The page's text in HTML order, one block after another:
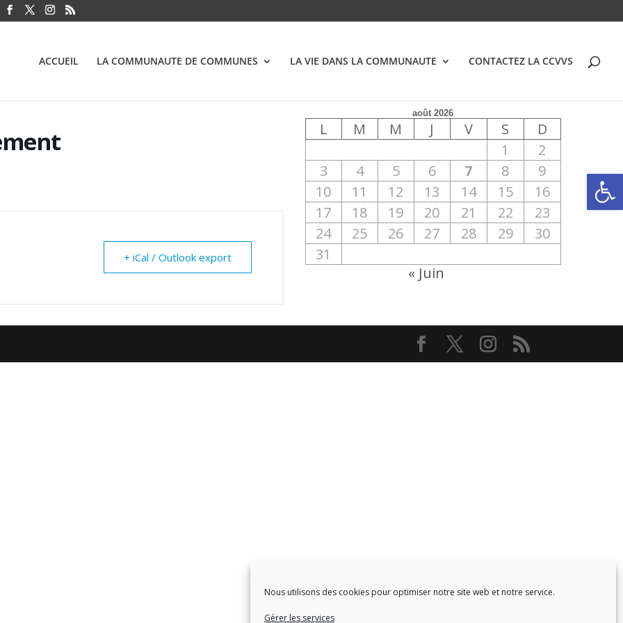
Nous utilisons des cookies pour optimiser notre site web et notre service.
Gérer les services
Ouvrir
ACCUEIL LA COMMUNAUTE DE COMMUNES LA VIE DANS LA COMMUNAUTE CONTACTEZ LA CCVVS
+ iCal / Outlook export
août 2026
L M M J V S
D
1
2
3
4 5 6 7 8
9
10
11 12 13 14 15
16
17
18 19 20 21 22
23
24
25 26 27 28 29
30
31
« Juin